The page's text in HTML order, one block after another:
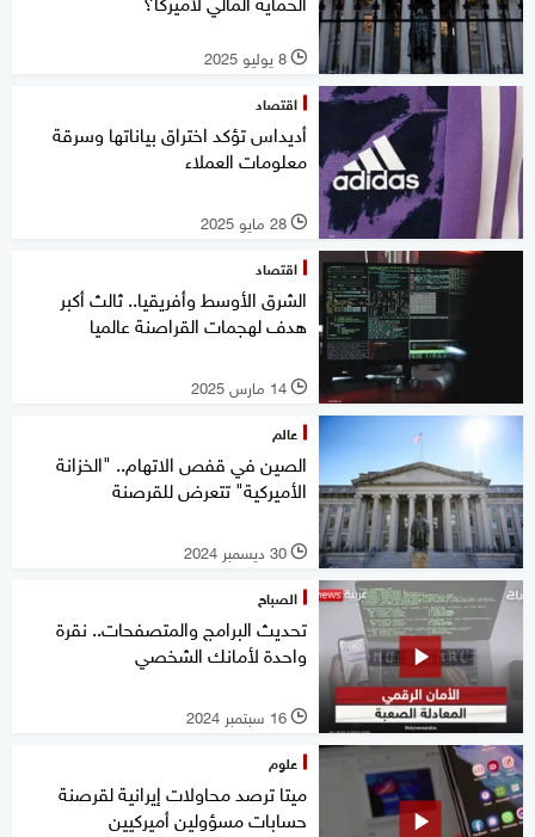
l 8 يوليو 2025
اقتصاد
أديداس تؤكد اختراق بياناتها وسرقة
معلومات العملاء
l 28 مايو 2025
اقتصاد
الشرق الأوسط وأفريقيا.. ثالث أكبر
هدف لهجمات القراصنة عالميا
l 14 مارس 2025
عالم
الصين في قفص الاتهام.. "الخزانة
الأميركية" تتعرض للقرصنة
l 30 ديسمبر 2024
الصباح
تحديث البرامج والمتصفحات.. نقرة
واحدة لأمانك الشخصي
l 16 سبتمبر 2024
علوم
ميتا ترصد محاولات إيرانية لقرصنة
حسابات مسؤولين أميركيين